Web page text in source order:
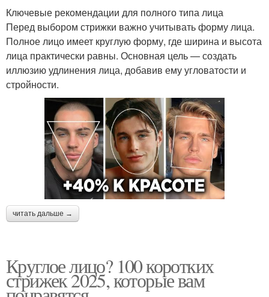
Ключевые рекомендации для полного типа лица
Перед выбором стрижки важно учитывать форму лица.
Полное лицо имеет круглую форму, где ширина и высота
лица практически равны. Основная цель — создать
иллюзию удлинения лица, добавив ему угловатости и
стройности.
читать дальше →
Круглое лицо? 100 коротких
стрижек 2025, которые вам